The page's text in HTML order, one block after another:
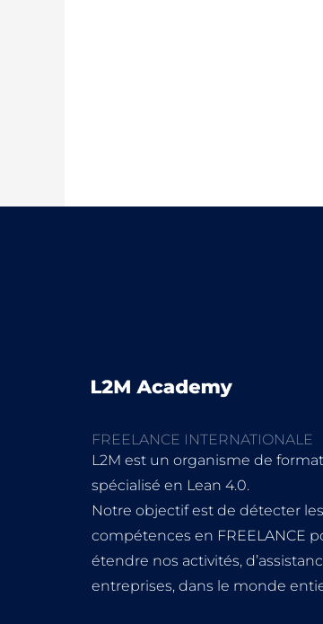
FREELANCE INTERNATIONALE
L2M est un organisme de
spécialisé en Lean 4.0.
Notre objectif est de détecter les
compétences en FREELANCE
étendre nos activités,
entreprises, dans le monde